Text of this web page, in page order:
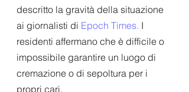
descritto la gravità della situazione
ai giornalisti di Epoch Times. I
residenti affermano che è difficile o
impossibile garantire un luogo di
cremazione o di sepoltura per i
propri cari.